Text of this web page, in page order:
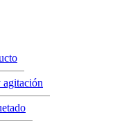
agitación